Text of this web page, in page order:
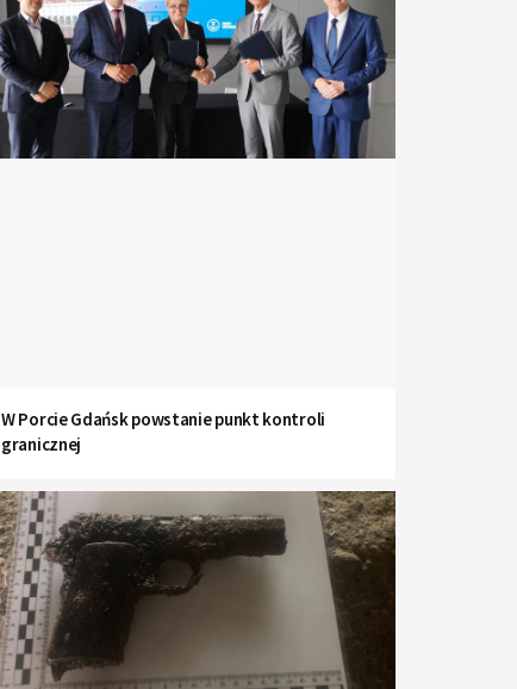
W Porcie Gdańsk powstanie punkt kontroli
granicznej